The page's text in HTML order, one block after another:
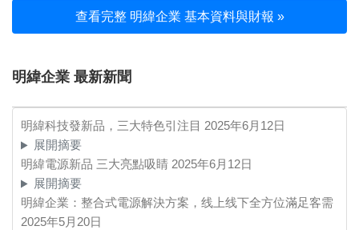
查看完整 明緯企業 基本資料與財報 »
明緯企業 最新新聞
明緯科技發新品，三大特色引注目 2025年6月12日
展開摘要
明緯電源新品 三大亮點吸睛 2025年6月12日
展開摘要
明緯企業：整合式電源解決方案，线上线下全方位滿足客需
2025年5月20日